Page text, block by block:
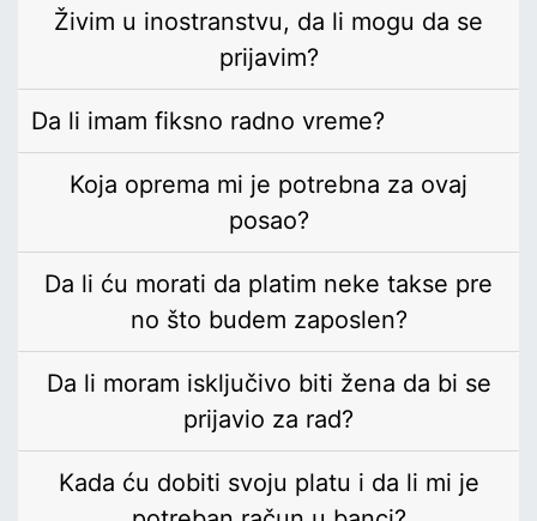
Živim u inostranstvu, da li mogu da se
prijavim?
Da li imam fiksno radno vreme?
Koja oprema mi je potrebna za ovaj
posao?
Da li ću morati da platim neke takse pre
no što budem zaposlen?
Da li moram isključivo biti žena da bi se
prijavio za rad?
Kada ću dobiti svoju platu i da li mi je